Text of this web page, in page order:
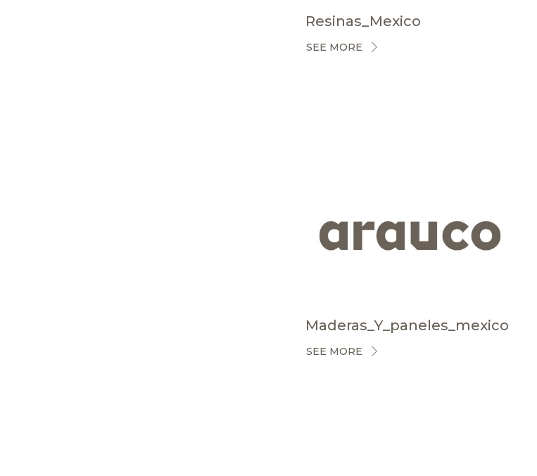
Resinas_Mexico
SEE MORE
Maderas_Y_paneles_mexico
SEE MORE